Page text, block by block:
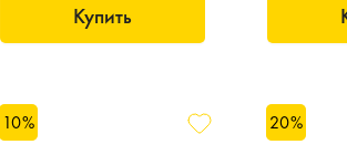
Купить
10% 20%